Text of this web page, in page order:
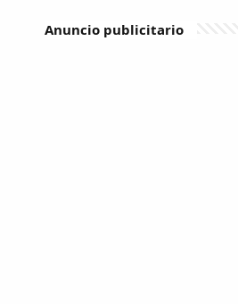
Anuncio publicitario